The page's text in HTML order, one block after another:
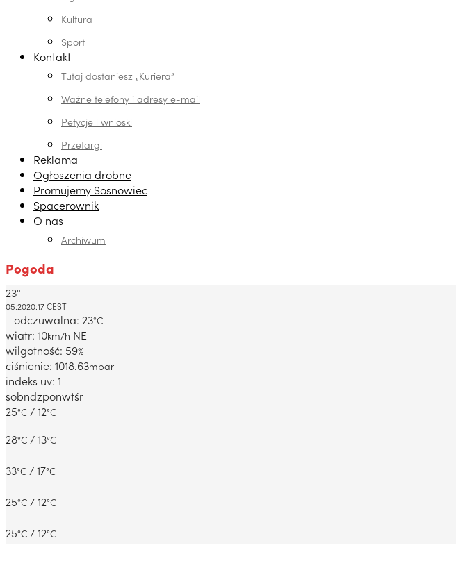
Kultura
Sport
Kontakt
Tutaj dostaniesz „Kuriera”
Ważne telefony i adresy e-mail
Petycje i wnioski
Przetargi
Reklama
Ogłoszenia drobne
Promujemy Sosnowiec
Spacerownik
O nas
Archiwum
Pogoda
Dabrowa Gornicza, PL
23°
05:2020:17 CEST
odczuwalna: 23°C
wiatr: 10km/h NE
wilgotność: 59%
ciśnienie: 1018.63mbar
indeks uv: 1
sobndzponwtśr
25°C / 12°C
28°C / 13°C
33°C / 17°C
25°C / 12°C
25°C / 12°C